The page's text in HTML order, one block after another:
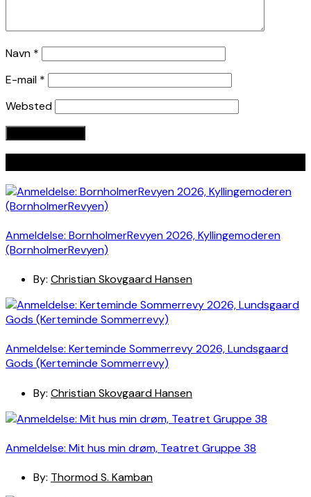
Navn *
E-mail *
Websted
Anmeldelse: BornholmerRevyen 2026, Kyllingemoderen
(BornholmerRevyen)
By: Christian Skovgaard Hansen
Anmeldelse: Kerteminde Sommerrevy 2026, Lundsgaard
Gods (Kerteminde Sommerrevy)
By: Christian Skovgaard Hansen
Anmeldelse: Mit hus min drøm, Teatret Gruppe 38
By: Thormod S. Kamban